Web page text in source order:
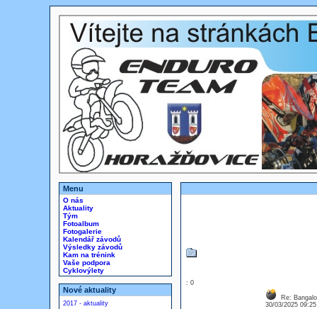
Menu
O nás
Aktuality
Tým
Fotoalbum
Fotogalerie
Kalendář závodů
Výsledky závodů
Kam na trénink
Vaše podpora
Cyklovýlety
Nové aktuality
2017 - aktuality
: 0
Re:
30/03/2025